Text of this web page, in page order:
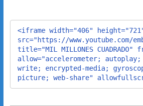
<iframe width="406"
src="https://www.youtube.com/
title="MIL MILLONES CUADRADO"
allow="accelerometer;
write; encrypted-media;
picture; web-share"